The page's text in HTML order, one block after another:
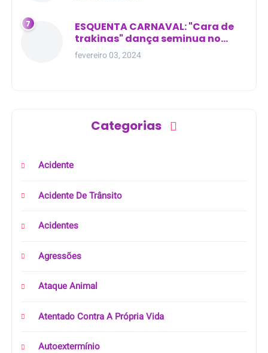
ESQUENTA CARNAVAL: "Cara de
trakinas" dança seminua no
meio da rua na Bahia
fevereiro 03, 2024
Categorias
Acidente
Acidente De Trânsito
Acidentes
Agressões
Ataque Animal
Atentado Contra A Própria Vida
Autoextermínio